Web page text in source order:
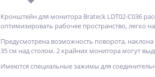
Кронштейн для монитора Brateck LDT02-C036
оптимизировать рабочее пространство, легко
Предусмотрена возможность поворота,
35 см над столом. 2 крайних монитора могут
Имеются специальные зажимы для